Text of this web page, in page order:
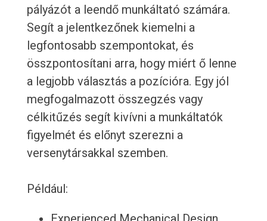
pályázót a leendő munkáltató számára.
Segít a jelentkezőnek kiemelni a
legfontosabb szempontokat, és
összpontosítani arra, hogy miért ő lenne
a legjobb választás a pozícióra. Egy jól
megfogalmazott összegzés vagy
célkitűzés segít kivívni a munkáltatók
figyelmét és előnyt szerezni a
versenytársakkal szemben.
Például: